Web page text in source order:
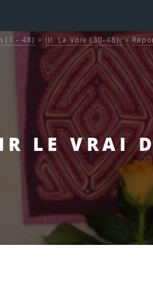
LE VRAI
(1 - 48) > III. La Voie (30-48).>